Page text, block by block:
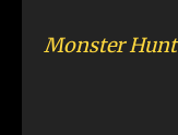
Monster